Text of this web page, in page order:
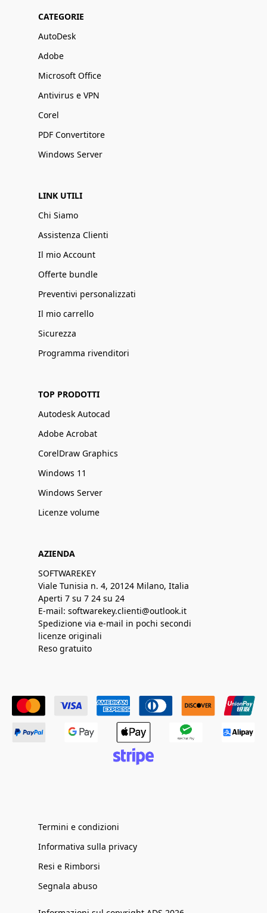
CATEGORIE
AutoDesk
Adobe
Microsoft Office
Antivirus e VPN
Corel
PDF Convertitore
Windows Server
LINK UTILI
Chi Siamo
Assistenza Clienti
Il mio Account
Offerte bundle
Preventivi personalizzati
Il mio carrello
Sicurezza
Programma rivenditori
TOP PRODOTTI
Autodesk Autocad
Adobe Acrobat
CorelDraw Graphics
Windows 11
Windows Server
Licenze volume
AZIENDA
SOFTWAREKEY
Viale Tunisia n. 4, 20124 Milano, Italia
Aperti 7 su 7 24 su 24
E-mail: softwarekey.clienti@outlook.it
Spedizione via e-mail in pochi secondi
licenze originali
Reso gratuito
Termini e condizioni
Informativa sulla privacy
Resi e Rimborsi
Segnala abuso